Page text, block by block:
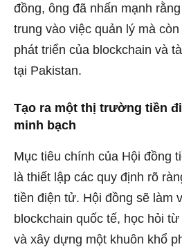
đồng, ông đã nhấn mạnh
trung vào việc quản lý mà
phát triển của blockchain và
tại Pakistan.
Tạo ra một thị trường tiền
minh bạch
Mục tiêu chính của Hội đồng
là thiết lập các quy định rõ
tiền điện tử. Hội đồng sẽ làm
blockchain quốc tế, học hỏi
và xây dựng một khuôn khổ